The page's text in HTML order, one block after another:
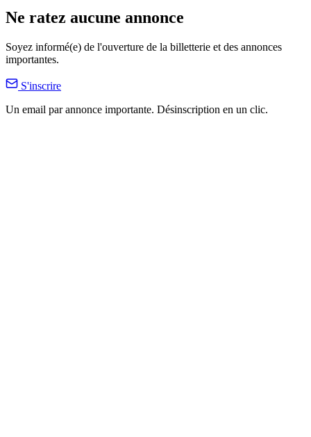
Ne ratez aucune annonce
Soyez informé(e) de l'ouverture de la billetterie et des annonces
importantes.
S'inscrire
Un email par annonce importante. Désinscription en un clic.